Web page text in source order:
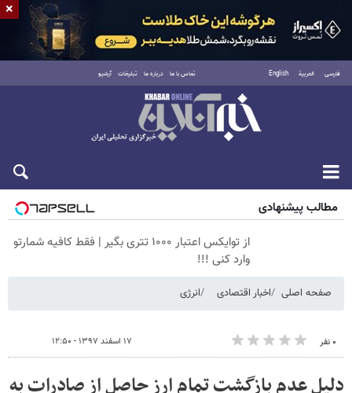
فارسی العربية English تماس با ما درباره ما تبلیغات آرشیو
پنجشنبه ۱۵ مرداد ۱۴۰۵
مطالب پیشنهادی
از توایکس اعتبار ۱۰۰۰ تتری بگیر | فقط کافیه شمارتو
وارد کنی !!!
صفحه اصلی اخبار اقتصادی انرژی
۰ نفر ۱۷ اسفند ۱۳۹۷ - ۱۲:۵۰
دلیل عدم بازگشت تمام ارز حاصل از صادرات به
×